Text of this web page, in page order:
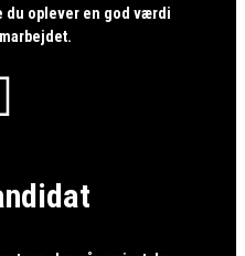
du oplever en god værdi